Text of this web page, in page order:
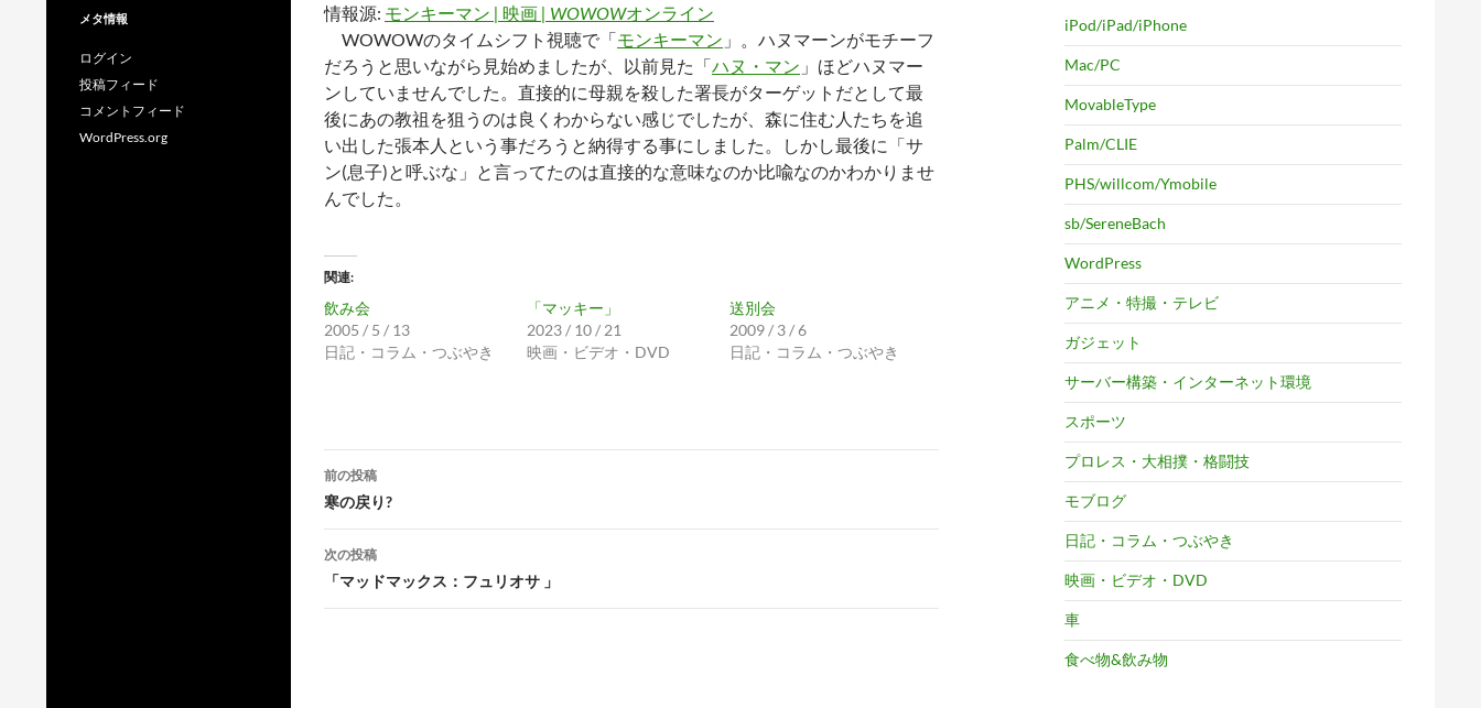
情報源: モンキーマン | 映画 | WOWOWオンライン
WOWOWのタイムシフト視聴で「モンキーマン 」。ハヌマーンがモチーフ
だろうと思いながら見始めましたが、以前見た「ハヌ・マン 」ほどハヌマー
ンしていませんでした。直接的に母親を殺した署長がターゲットだとして最
後にあの教祖を狙うのは良くわからない感じでしたが、森に住む人たちを追
い出した張本人という事だろうと納得する事にしました。しかし最後に「サ
ン(息子)と呼ぶな」と言ってたのは直接的な意味なのか比喩なのかわかりませ
んでした。
関連
飲み会
2005 / 5 / 13
日記・コラム・つぶやき
「マッキー」
2023 / 10 / 21
映画・ビデオ・DVD
送別会
2009 / 3 / 6
日記・コラム・つぶやき
投
稿
ナ
ビ
ゲ
前の投稿
寒の戻り?
次の投稿
「マッドマックス：フュリオサ 」
iPod/iPad/iPhone
Mac/PC
MovableType
Palm/CLIE
PHS/willcom/Ymobile
sb/SereneBach
WordPress
アニメ・特撮・テレビ
ガジェット
サーバー構築・インターネット環境
スポーツ
プロレス・大相撲・格闘技
モブログ
日記・コラム・つぶやき
映画・ビデオ・DVD
車
食べ物&飲み物
メタ情報
ログイン
投稿フィード
コメントフィード
WordPress.org